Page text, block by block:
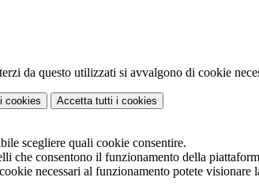
da questo utilizzati si avvalgono di cookie
i cookies Accetta tutti i cookies
scegliere quali cookie consentire.
che consentono il funzionamento della
necessari al funzionamento potete visionare